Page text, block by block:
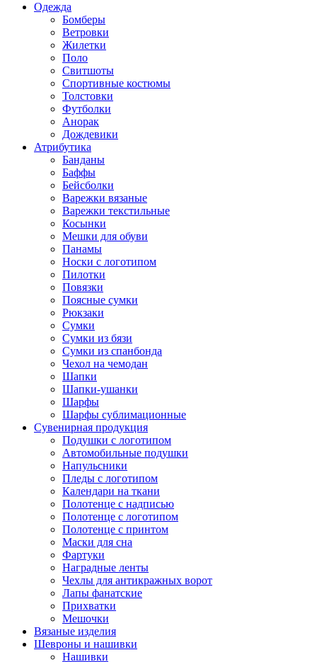
Одежда
Бомберы
Ветровки
Жилетки
Поло
Свитшоты
Спортивные костюмы
Толстовки
Футболки
Анорак
Дождевики
Атрибутика
Банданы
Баффы
Бейсболки
Варежки вязаные
Варежки текстильные
Косынки
Мешки для обуви
Панамы
Носки с логотипом
Пилотки
Повязки
Поясные сумки
Рюкзаки
Сумки
Сумки из бязи
Сумки из спанбонда
Чехол на чемодан
Шапки
Шапки-ушанки
Шарфы
Шарфы сублимационные
Сувенирная продукция
Подушки с логотипом
Автомобильные подушки
Напульсники
Пледы с логотипом
Календари на ткани
Полотенце с надписью
Полотенце с логотипом
Полотенце с принтом
Маски для сна
Фартуки
Наградные ленты
Чехлы для антикражных ворот
Лапы фанатские
Прихватки
Мешочки
Вязаные изделия
Шевроны и нашивки
Нашивки